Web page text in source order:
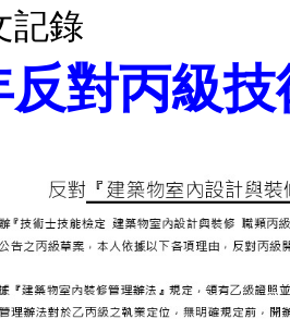
記錄
反對丙級